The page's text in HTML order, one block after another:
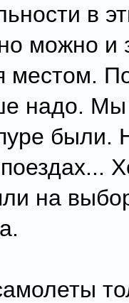
в
можно и
местом.
надо. Мы
были.
на